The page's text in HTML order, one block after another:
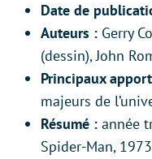
Date de
Auteurs : Gerry
(dessin), John
Principaux
majeurs de
Résumé : année
Spider-Man,